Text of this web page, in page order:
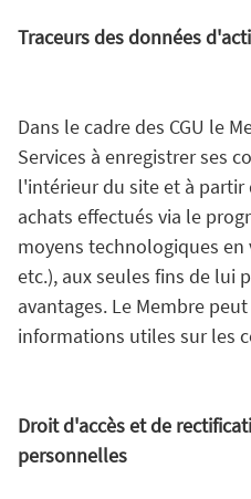
Traceurs des données
Dans le cadre des CGU le
Services à enregistrer ses
l'intérieur du site et à partir
achats effectués via le
moyens technologiques
etc.), aux seules fins de
avantages. Le Membre
informations utiles sur les
Droit d'accès et de
personnelles